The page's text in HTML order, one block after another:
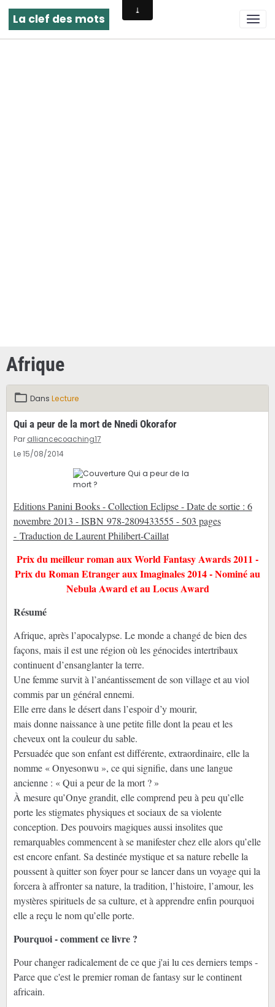
La clef des mots
Afrique
Dans Lecture
Qui a peur de la mort de Nnedi Okorafor
Par alliancecoaching17
Le 15/08/2014
Editions Panini Books - Collection Eclipse - Date de sortie : 6
novembre 2013 - ISBN 978-2809433555 - 503 pages
- Traduction de Laurent Philibert-Caillat
Prix du meilleur roman aux World Fantasy Awards 2011 -
Prix du Roman Etranger aux Imaginales 2014 - Nominé au
Nebula Award et au Locus Award
Résumé
Afrique, après l’apocalypse. Le monde a changé de bien des
façons, mais il est une région où les génocides intertribaux
continuent d’ensanglanter la terre.
Une femme survit à l’anéantissement de son village et au viol
commis par un général ennemi.
Elle erre dans le désert dans l’espoir d’y mourir,
mais donne naissance à une petite fille dont la peau et les
cheveux ont la couleur du sable.
Persuadée que son enfant est différente, extraordinaire, elle la
nomme « Onyesonwu », ce qui signifie, dans une langue
ancienne : « Qui a peur de la mort ? »
À mesure qu’Onye grandit, elle comprend peu à peu qu’elle
porte les stigmates physiques et sociaux de sa violente
conception. Des pouvoirs magiques aussi insolites que
remarquables commencent à se manifester chez elle alors qu’elle
est encore enfant. Sa destinée mystique et sa nature rebelle la
poussent à quitter son foyer pour se lancer dans un voyage qui la
forcera à affronter sa nature, la tradition, l’histoire, l’amour, les
mystères spirituels de sa culture, et à apprendre enfin pourquoi
elle a reçu le nom qu’elle porte.
Pourquoi - comment ce livre ?
Pour changer radicalement de ce que j'ai lu ces derniers temps -
Parce que c'est le premier roman de fantasy sur le continent
africain.